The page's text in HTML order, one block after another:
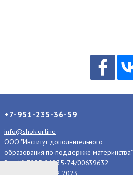
+7-951-235-36-59
info@shok.online
ООО "Институт дополнительного
образования по поддержке материнства"
Рег. № Л035-01235-74/00639632
от 01.02.2023